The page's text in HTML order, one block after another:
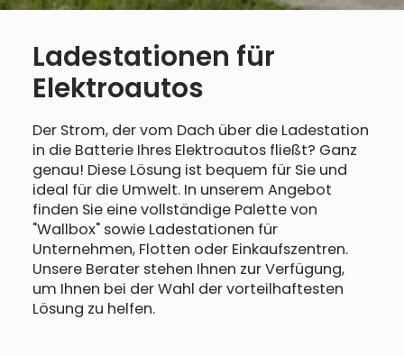
Ladestationen für
Elektroautos
Der Strom, der vom Dach über die Ladestation
in die Batterie Ihres Elektroautos fließt? Ganz
genau! Diese Lösung ist bequem für Sie und
ideal für die Umwelt. In unserem Angebot
finden Sie eine vollständige Palette von
"Wallbox" sowie Ladestationen für
Unternehmen, Flotten oder Einkaufszentren.
Unsere Berater stehen Ihnen zur Verfügung,
um Ihnen bei der Wahl der vorteilhaftesten
Lösung zu helfen.